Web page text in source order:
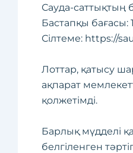
Сауда-саттықтың
Бастапқы бағасы:
Сілтеме: https://
Лоттар, қатысу
ақпарат
қолжетімді.
Барлық мүдделі
белгіленген